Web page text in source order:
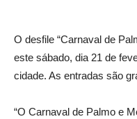
O desfile “Carnaval de
este sábado, dia 21 de
cidade. As entradas são
“O Carnaval de Palmo e